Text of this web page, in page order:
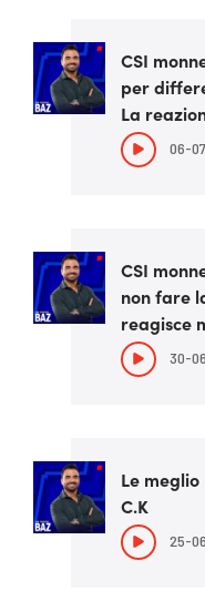
CSI
per
La
06-
CSI
non fare
reagisce
30-
Le
C.K
25-